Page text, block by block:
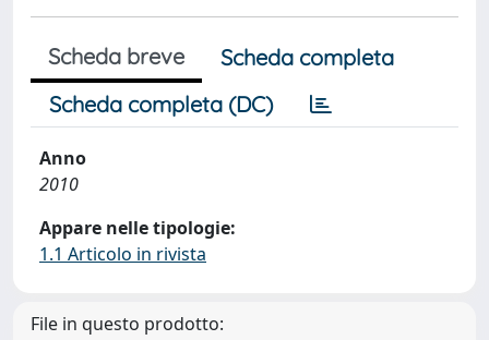
Scheda breve
Scheda completa
Scheda completa (DC)
Anno
2010
Appare nelle tipologie:
1.1 Articolo in rivista
File in questo prodotto: